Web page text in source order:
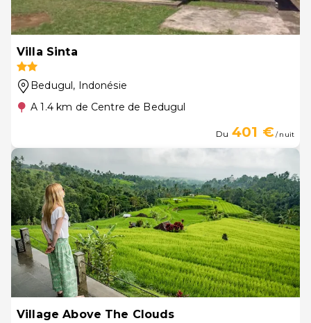
Villa Sinta
Bedugul, Indonésie
A 1.4 km de Centre de Bedugul
Du 401 €/ nuit
Village Above The Clouds